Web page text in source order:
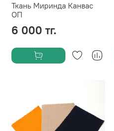
Ткань Миринда Канвас
ОП
6 000 тг.